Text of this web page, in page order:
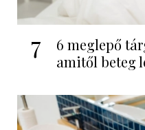
7
6 meglepő
amitől beteg